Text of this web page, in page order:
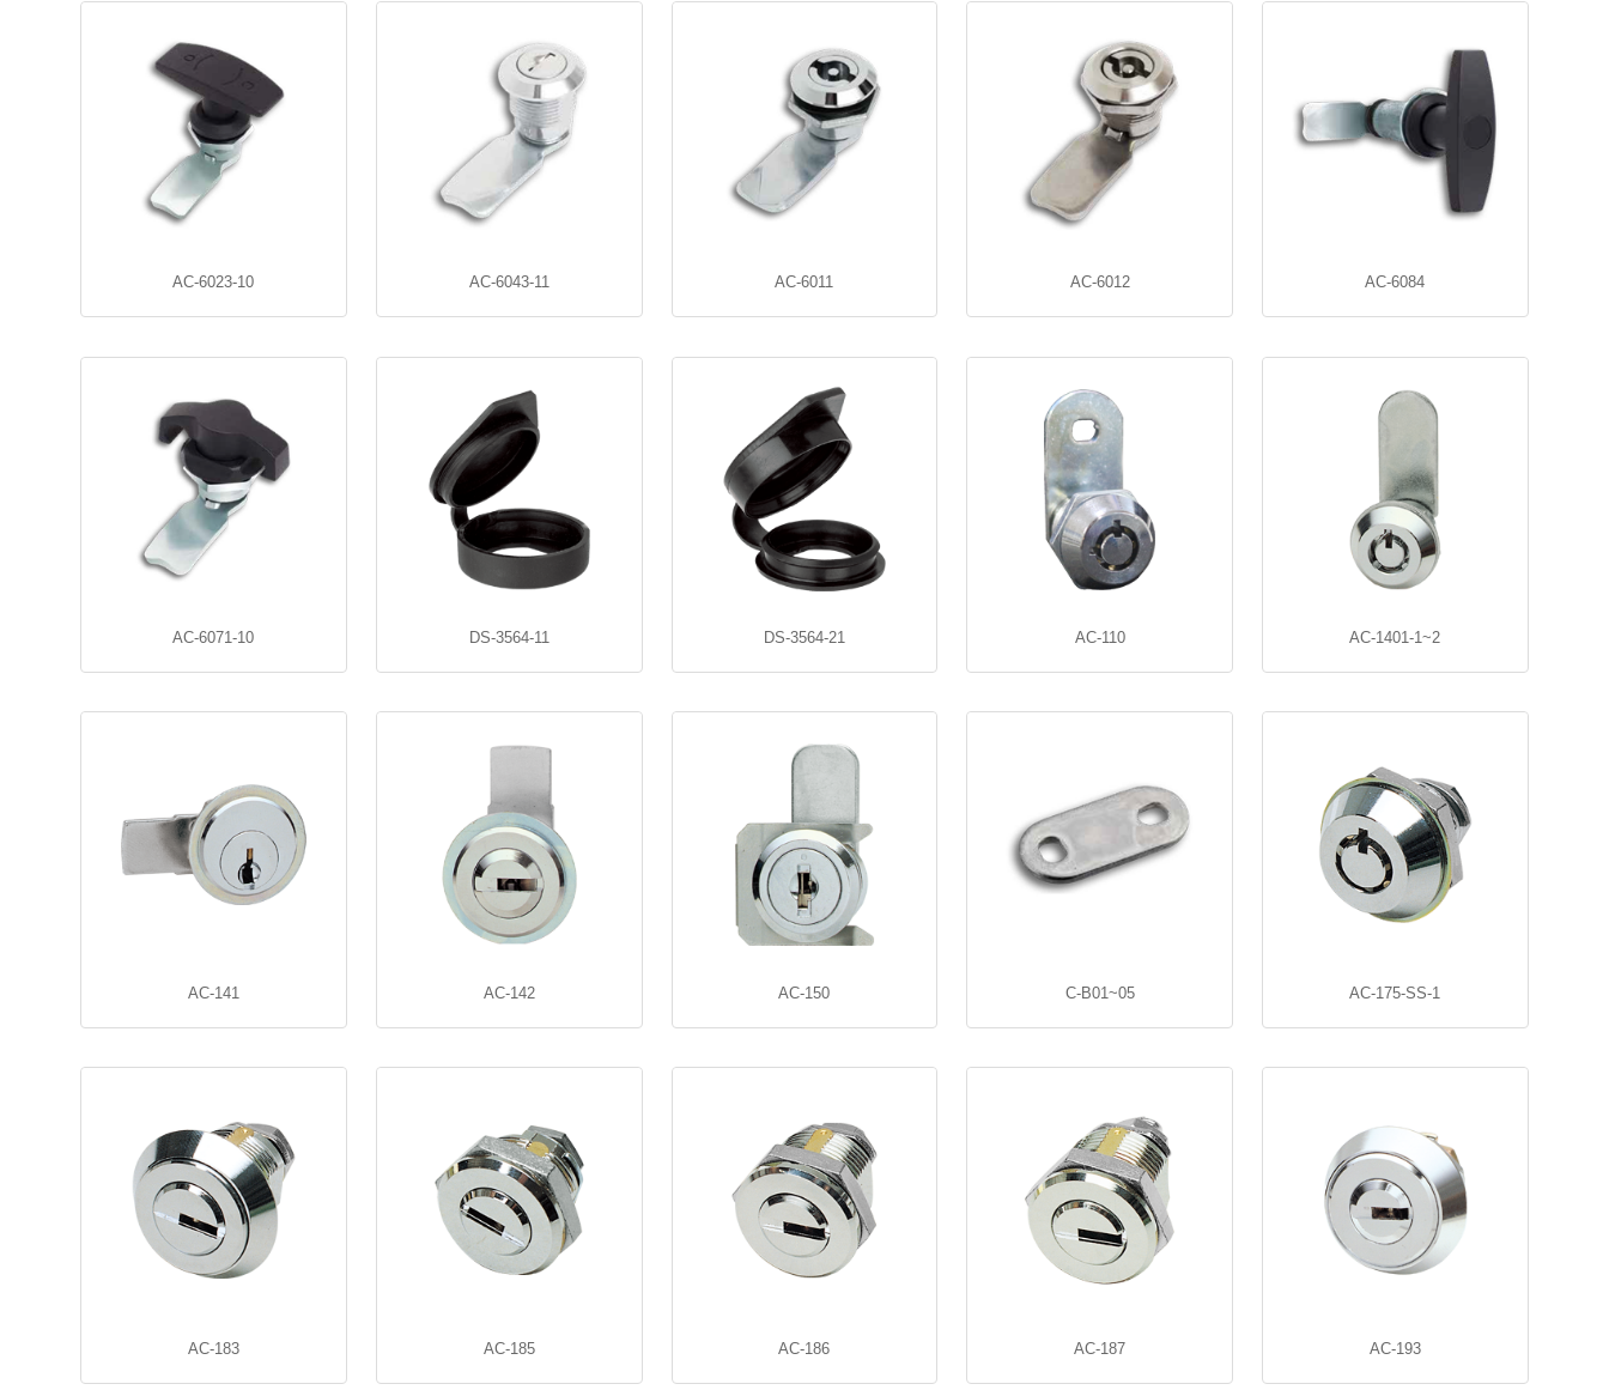
AC-6023-10 AC-6043-11 AC-6011 AC-6012 AC-6084
AC-6071-10 DS-3564-11 DS-3564-21 AC-110 AC-1401-1~2
AC-141 AC-142 AC-150 C-B01~05 AC-175-SS-1
AC-183 AC-185 AC-186 AC-187 AC-193